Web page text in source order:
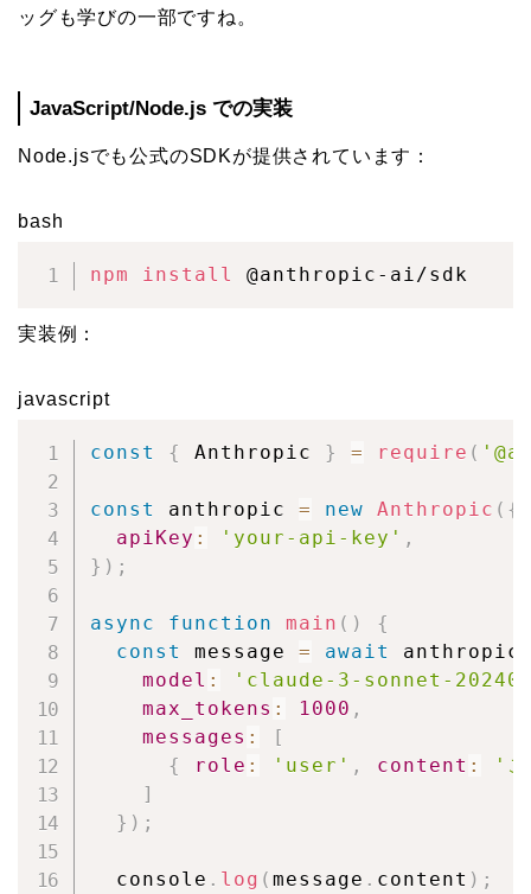
ッグも学びの一部ですね。
JavaScript/Node.js での実装
Node.jsでも公式のSDKが提供されています：
bash
npm install @anthropic-ai/sdk
実装例：
javascript
const { Anthropic } = require (
const anthropic = new Anthropic ( {
apiKey : 'your-api-key' ,
} ) ;
async function main ( )
{
const
message = await anthropic
model :
'claude-3-sonnet-
max_tokens : 1000 ,
messages :
[
{
role : 'user' , content :
'こ
]
} ) ;
  console
. log ( message . content ) ;